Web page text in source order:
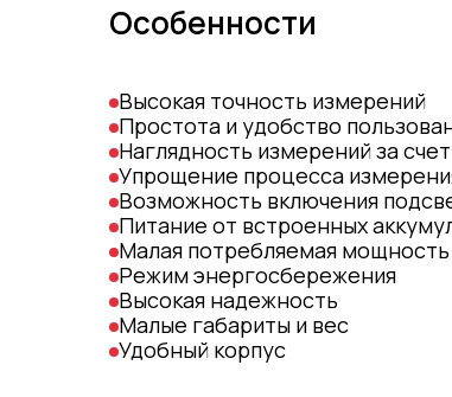
Особенности
Высокая точность измерений
Простота и удобство
Наглядность измерений за
Упрощение процесса
Возможность включения
Питание от встроенных
Малая потребляемая мощность
Режим энергосбережения
Высокая надежность
Малые габариты и вес
Удобный корпус